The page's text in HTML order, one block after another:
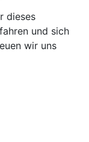
dieses
und sich
wir uns